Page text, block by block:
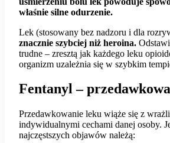
właśnie silne odurzenie.
Lek (stosowany bez nadzoru i dla
znacznie szybciej niż heroina.
trudne – zresztą jak każdego leku
organizm uzależnia się w szybkim
Fentanyl –
Przedawkowanie leku wiąże się z
indywidualnymi cechami danej osoby.
najczęstszych objawów należą: